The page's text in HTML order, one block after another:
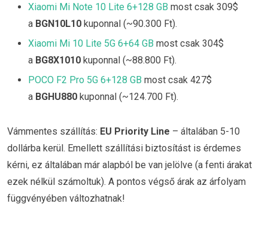
Xiaomi Mi Note 10 Lite 6+128 GB most csak 309$
a BGN10L10 kuponnal (~90.300 Ft).
Xiaomi Mi 10 Lite 5G 6+64 GB most csak 304$
a BG8X1010 kuponnal (~88.800 Ft).
POCO F2 Pro 5G 6+128 GB most csak 427$
a BGHU880 kuponnal (~124.700 Ft).
Vámmentes szállítás: EU Priority Line – általában 5-10
dollárba kerül. Emellett szállítási biztosítást is érdemes
kérni, ez általában már alapból be van jelölve (a fenti árakat
ezek nélkül számoltuk). A pontos végső árak az árfolyam
függvényében változhatnak!